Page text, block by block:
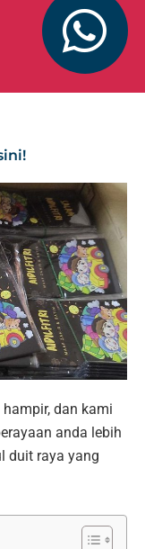
dan kami
anda lebih
duit raya yang